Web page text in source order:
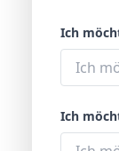
Ich
Ich